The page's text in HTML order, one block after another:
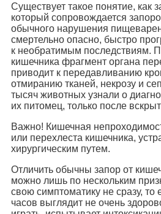
Существует такое понятие, как
который сопровождается
обычного нарушения
смертельно опасно, быстро
к необратимым последствиям.
кишечника фрагмент органа
приводит к передавливанию
отмиранию тканей, некрозу и
тысяч животных узнали о
их питомец, только после
Важно! Кишечная
или перехлеста кишечника,
хирургическим путем.
Отличить обычны запор от
можно лишь по нескольким
свою симптоматику не сразу, то
часов выглядит не очень